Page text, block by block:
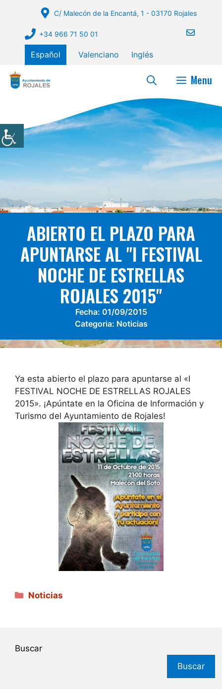
contenido
C/ Malecón de la Encantá, 1 - 03170 Rojales
+34 966 71 50 01
Español Valenciano Inglés
Menu
ABIERTO EL PLAZO PARA
APUNTARSE AL "I FESTIVAL
NOCHE DE ESTRELLAS
ROJALES 2015"
Fecha: 01/09/2015
Categoria: Noticias
Ya esta abierto el plazo para apuntarse al «I
FESTIVAL NOCHE DE ESTRELLAS ROJALES
2015». ¡Apúntate en la Oficina de Información y
Turismo del Ayuntamiento de Rojales!
Categorías
Noticias
Buscar
Buscar